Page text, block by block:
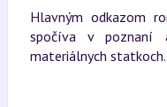
Hlavným odkazom
spočíva v poznaní
materiálnych statkoch.